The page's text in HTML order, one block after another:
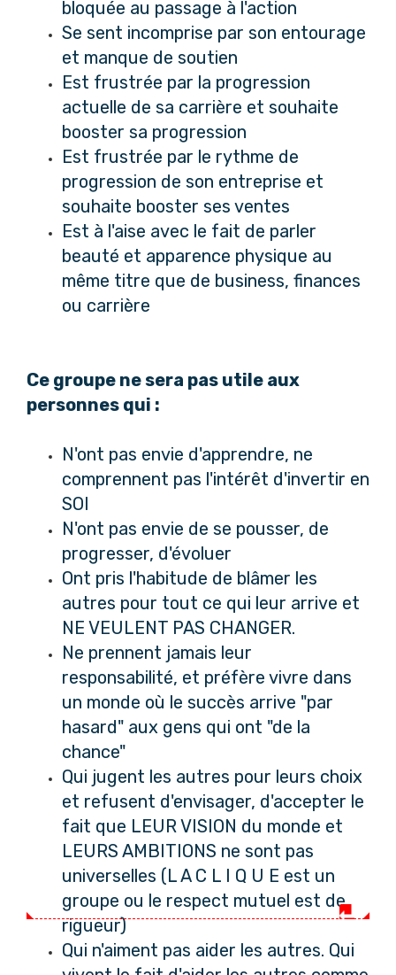
bloquée au passage à l'action
Se sent incomprise par son entourage
et manque de soutien
Est frustrée par la progression
actuelle de sa carrière et souhaite
booster sa progression
Est frustrée par le rythme de
progression de son entreprise et
souhaite booster ses ventes
Est à l'aise avec le fait de parler
beauté et apparence physique au
même titre que de business, finances
ou carrière
Ce groupe ne sera pas utile aux
personnes qui :
N'ont pas envie d'apprendre, ne
comprennent pas l'intérêt d'invertir en
SOI
N'ont pas envie de se pousser, de
progresser, d'évoluer
Ont pris l'habitude de blâmer les
autres pour tout ce qui leur arrive et
NE VEULENT PAS CHANGER.
Ne prennent jamais leur
responsabilité, et préfère vivre dans
un monde où le succès arrive "par
hasard" aux gens qui ont "de la
chance"
Qui jugent les autres pour leurs choix
et refusent d'envisager, d'accepter le
fait que LEUR VISION du monde et
LEURS AMBITIONS ne sont pas
universelles (L A C L I Q U E est un
groupe ou le respect mutuel est de
rigueur)
Qui n'aiment pas aider les autres. Qui